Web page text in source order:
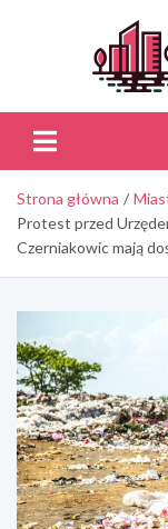
Strona główna
Protest przed
Czerniakowic mają